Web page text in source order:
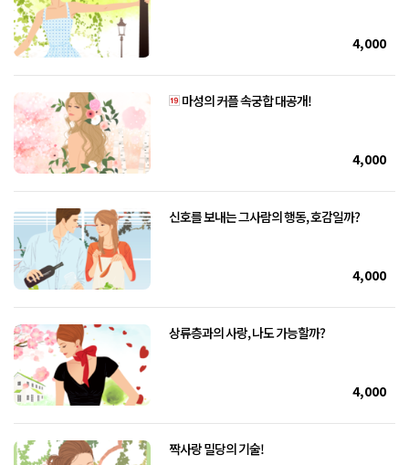
4,000
마성의 커플 속궁합 대공개!
4,000
신호를 보내는 그사람의 행동, 호감일까?
4,000
상류층과의 사랑, 나도 가능할까?
4,000
짝사랑 밀당의 기술!